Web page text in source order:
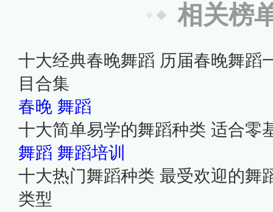
相关榜
十大经典春晚舞蹈 历届春晚舞蹈
目合集
春晚 舞蹈
十大简单易学的舞蹈种类 适合零
舞蹈 舞蹈培训
十大热门舞蹈种类 最受欢迎的舞
类型